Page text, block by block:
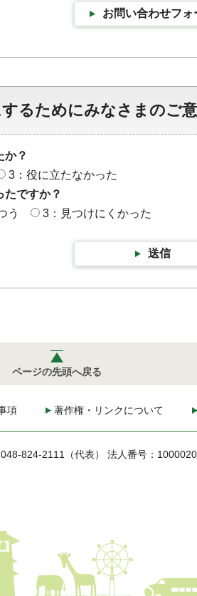
お問い合わせフォ
るためにみなさまのご
か？
3：役に立たなかった
たですか？
う 3：見つけにくかった
送信
ページの先頭へ戻る
項 著作権・リンクについて
824-2111（代表） 法人番号：